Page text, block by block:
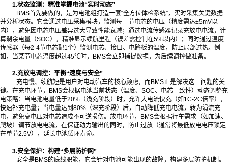
1.状态监测：精准掌握电池“实时动态”
BMS首先要做的，是为电池组打造一套“全方位体检系统”，实时采集关键数据
并分析状态。它会通过电压采集模块，监测每一节电芯的电压（精度需达±5mV以
内），避免因电芯电压差异过大导致性能衰减；通过电流传感器记录充放电电流，计
算剩余电量（SOC），精准显示续航里程（误差需控制在5%以内）；同时通过温度
传感器（每2-4节电芯配1个）监测电芯、接口、电路板的温度，防止局部过热。例
如，当某节电芯温度超过45℃时，BMS会立即捕捉数据，为后续调控做准备。
2.充放电调控：平衡“速度与安全”
充电慢、续航短是用户对电动汽车的核心顾虑，而BMS正是解决这一问题的关
键。在充电环节，BMS会根据电池当前状态（温度、SOC、电芯一致性）动态调整充
电策略：当电池电量低于20%（浅充阶段）时，允许大电流快充（如1C-2C倍率），
快速补充电量；当电量达到80%（深充阶段）后，自动降低充电电流，转为涓流充
电，避免高电压对电芯造成不可逆损伤。放电环节，BMS会根据行车需求（如加速、
爬坡）调节放电电流，在保证动力输出的同时，防止过放（通常将最低放电电压锁定
在单节2.5V），延长电池循环寿命。
3.安全保护：构建“多层防护网”
安全是BMS的底线职能，它会针对电池可能出现的故障，构建多层防护机制。